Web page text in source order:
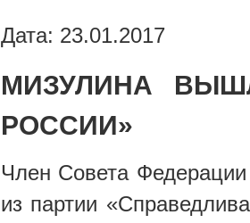
Дата: 23.01.2017
МИЗУЛИНА
РОССИИ»
Член Совета
из партии